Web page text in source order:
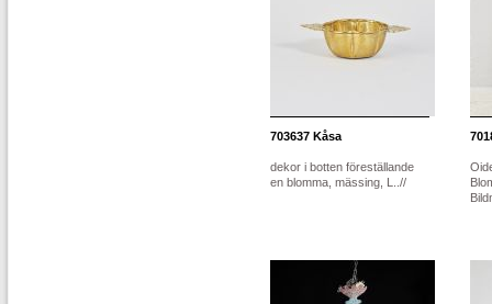
703637 Kåsa
dekor i botten föreställande
en blomma, mässing, L..//